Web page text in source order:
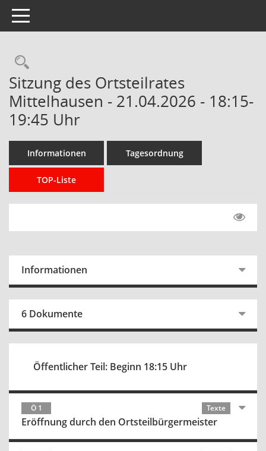
Toggle navigation
Rechercheauswahl
Sitzung des Ortsteilrates
Mittelhausen - 21.04.2026 - 18:15-
19:45 Uhr
Informationen Tagesordnung
TOP-Liste
Informationen
6 Dokumente
Öffentlicher Teil: Beginn 18:15 Uhr
Ö 1 Texte
Eröffnung durch den Ortsteilbürgermeister